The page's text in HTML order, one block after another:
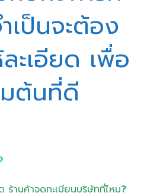
เป็นจะต้อง
ะเอียด เพื่อ
มต้นที่ดี
านค้าจดทะเบียนบริษัทที่ไหน?